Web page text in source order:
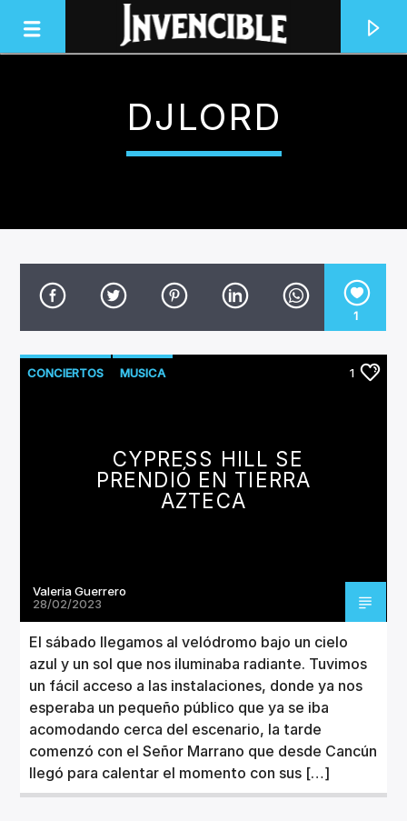
INVENCIBLE RADIO
JUNTOS SOMOS INVENCIBLES
Invencible Radio
DJLORD
1
CONCIERTOS MUSICA 1
CYPRESS HILL SE
PRENDIÓ EN TIERRA
AZTECA
Valeria Guerrero
28/02/2023
El sábado llegamos al velódromo bajo un cielo
azul y un sol que nos iluminaba radiante. Tuvimos
un fácil acceso a las instalaciones, donde ya nos
esperaba un pequeño público que ya se iba
acomodando cerca del escenario, la tarde
comenzó con el Señor Marrano que desde Cancún
llegó para calentar el momento con sus […]